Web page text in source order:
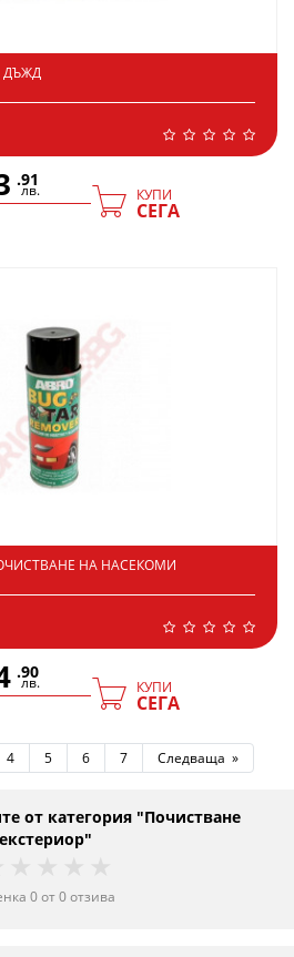
ДЪЖД
.91
лв. КУПИ
СЕГА
НА НАСЕКОМИ
.90
лв. КУПИ
СЕГА
4 5 6 7 Следваща »
от категория "Почистване
екстериор"
0от0отзива